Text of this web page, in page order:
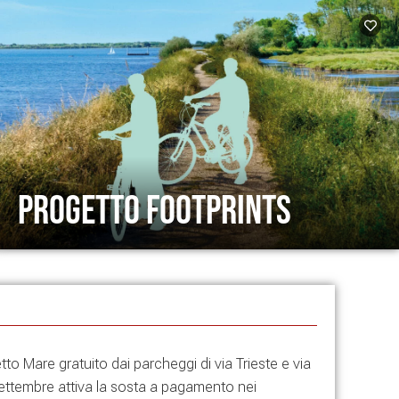
Progetto Footprints
Mare gratuito dai parcheggi di via Trieste e via
attiva la sosta a pagamento nei